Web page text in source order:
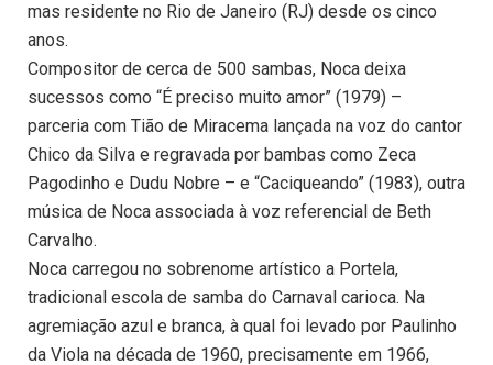
mas residente no Rio de Janeiro (RJ) desde os cinco
anos.
Compositor de cerca de 500 sambas, Noca deixa
sucessos como “É preciso muito amor” (1979) –
parceria com Tião de Miracema lançada na voz do cantor
Chico da Silva e regravada por bambas como Zeca
Pagodinho e Dudu Nobre – e “Caciqueando” (1983), outra
música de Noca associada à voz referencial de Beth
Carvalho.
Noca carregou no sobrenome artístico a Portela,
tradicional escola de samba do Carnaval carioca. Na
agremiação azul e branca, à qual foi levado por Paulinho
da Viola na década de 1960, precisamente em 1966,